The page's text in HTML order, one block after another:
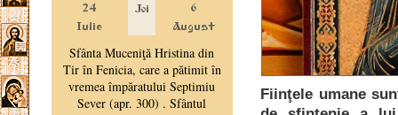
Fiinţele umane